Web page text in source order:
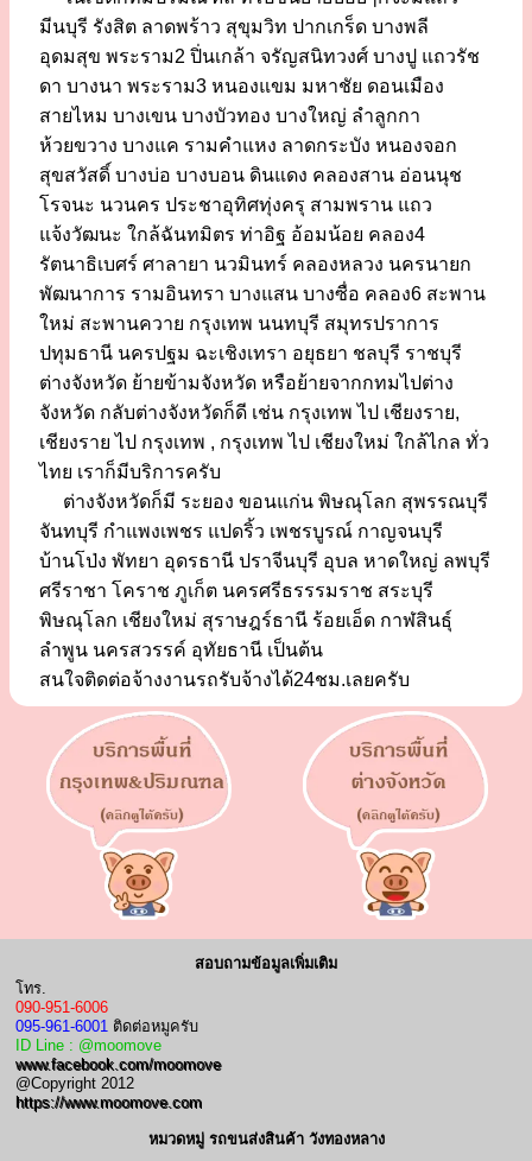
มีนบุรี รังสิต ลาดพร้าว สุขุมวิท ปากเกร็ด บางพลี
อุดมสุข พระราม2 ปิ่นเกล้า จรัญสนิทวงศ์ บางปู แถวรัช
ดา บางนา พระราม3 หนองแขม มหาชัย ดอนเมือง
สายไหม บางเขน บางบัวทอง บางใหญ่ ลำลูกกา
ห้วยขวาง บางแค รามคำแหง ลาดกระบัง หนองจอก
สุขสวัสดิ์ บางบ่อ บางบอน ดินแดง คลองสาน อ่อนนุช
โรจนะ นวนคร ประชาอุทิศทุ่งครุ สามพราน แถว
แจ้งวัฒนะ ใกล้ฉันทมิตร ท่าอิฐ อ้อมน้อย คลอง4
รัตนาธิเบศร์ ศาลายา นวมินทร์ คลองหลวง นครนายก
พัฒนาการ รามอินทรา บางแสน บางซื่อ คลอง6 สะพาน
ใหม่ สะพานควาย กรุงเทพ นนทบุรี สมุทรปราการ
ปทุมธานี นครปฐม ฉะเชิงเทรา อยุธยา ชลบุรี ราชบุรี
ต่างจังหวัด ย้ายข้ามจังหวัด หรือย้ายจากกทมไปต่าง
จังหวัด กลับต่างจังหวัดก็ดี เช่น กรุงเทพ ไป เชียงราย,
เชียงราย ไป กรุงเทพ , กรุงเทพ ไป เชียงใหม่ ใกล้ไกล ทั่ว
ไทย เราก็มีบริการครับ
ต่างจังหวัดก็มี ระยอง ขอนแก่น พิษณุโลก สุพรรณบุรี
จันทบุรี กำแพงเพชร แปดริ้ว เพชรบูรณ์ กาญจนบุรี
บ้านโป่ง พัทยา อุดรธานี ปราจีนบุรี อุบล หาดใหญ่ ลพบุรี
ศรีราชา โคราช ภูเก็ต นครศรีธรรรมราช สระบุรี
พิษณุโลก เชียงใหม่ สุราษฎร์ธานี ร้อยเอ็ด กาฬสินธุ์
ลำพูน นครสวรรค์ อุทัยธานี เป็นต้น
สนใจติดต่อจ้างงานรถรับจ้างได้24ชม.เลยครับ
สอบถามข้อมูลเพิ่มเติม
โทร.
090-951-6006
095-961-6001 ติดต่อหมูครับ
ID Line : @moomove
www.facebook.com/moomove
@Copyright 2012
https://www.moomove.com
หมวดหมู่ รถขนส่งสินค้า วังทองหลาง